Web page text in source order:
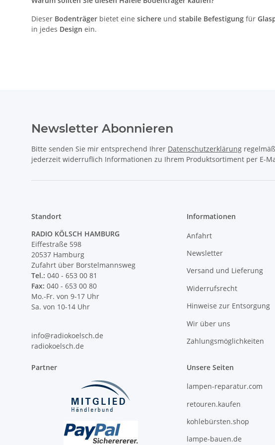
Dieser Bodenträger bietet eine sichere und stabile Befestigung für
in jedes Design ein.
Newsletter Abonnieren
Bitte senden Sie mir entsprechend Ihrer Datenschutzerklärung
jederzeit widerruflich Informationen zu Ihrem Produktsortiment per E-
Standort
RADIO KÖLSCH HAMBURG
Eiffestraße 598
20537 Hamburg
Zufahrt über Borstelmannsweg
Tel.: 040 - 653 00 81
Fax: 040 - 653 00 80
Mo.-Fr. von 9-17 Uhr
Sa. von 10-14 Uhr
info@radiokoelsch.de
radiokoelsch.de
Informationen
Anfahrt
Newsletter
Versand und Lieferung
Widerrufsrecht
Hinweise zur Entsorgung
Wir über uns
Zahlungsmöglichkeiten
Partner Unsere Seiten
lampen-reparatur.com
retouren.kaufen
kohlebürsten.shop
lampe-bauen.de